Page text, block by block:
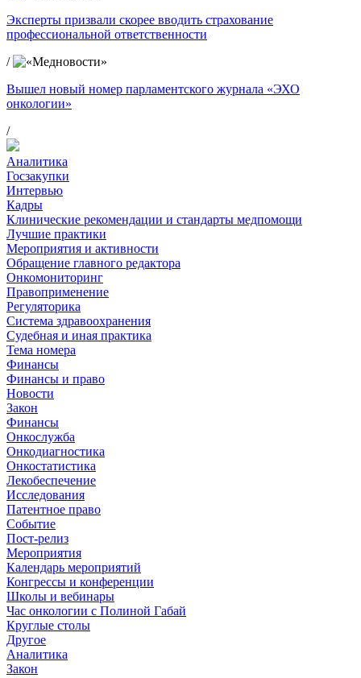
Эксперты призвали скорее вводить страхование
профессиональной ответственности
/
Вышел новый номер парламентского журнала «ЭХО
онкологии»
/
Аналитика
Госзакупки
Интервью
Кадры
Клинические рекомендации и стандарты медпомощи
Лучшие практики
Мероприятия и активности
Обращение главного редактора
Онкомониторинг
Правоприменение
Регуляторика
Система здравоохранения
Судебная и иная практика
Тема номера
Финансы
Финансы и право
Новости
Закон
Финансы
Онкослужба
Онкодиагностика
Онкостатистика
Лекобеспечение
Исследования
Патентное право
Событие
Пост-релиз
Мероприятия
Календарь мероприятий
Конгрессы и конференции
Школы и вебинары
Час онкологии с Полиной Габай
Круглые столы
Другое
Аналитика
Закон